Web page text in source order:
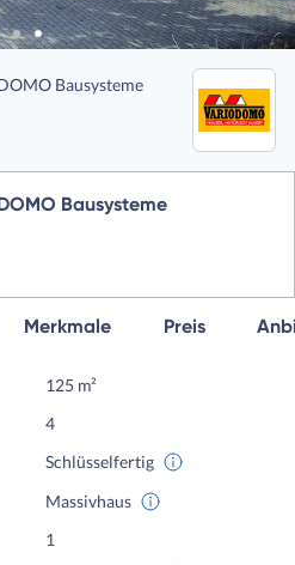
Bausysteme
Bausysteme
Merkmale Preis
125 m²
4
Schlüsselfertig
Massivhaus
1